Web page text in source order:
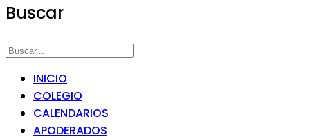
Buscar
INICIO
COLEGIO
CALENDARIOS
APODERADOS